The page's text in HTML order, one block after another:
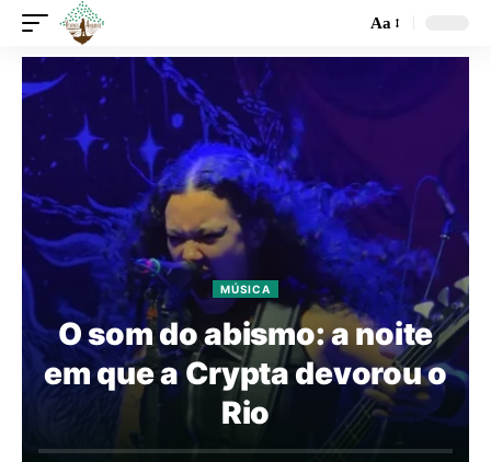
Aa
MÚSICA
O som do abismo: a noite
em que a Crypta devorou o
Rio